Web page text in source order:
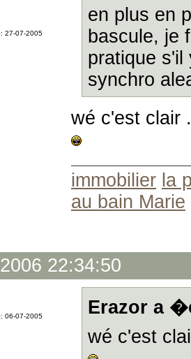
27-07-2005
en plus en
bascule, je
pratique s'il
synchro
wé c'est clair
immobilier la
au bain Marie
22:34:50
06-07-2005
Erazor a
wé c'est